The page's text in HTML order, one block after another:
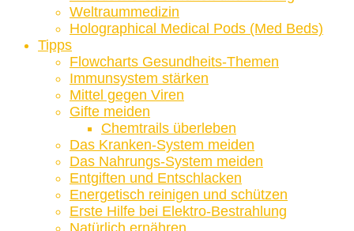
Weltraummedizin
Holographical Medical Pods (Med Beds)
Tipps
Flowcharts Gesundheits-Themen
Immunsystem stärken
Mittel gegen Viren
Gifte meiden
Chemtrails überleben
Das Kranken-System meiden
Das Nahrungs-System meiden
Entgiften und Entschlacken
Energetisch reinigen und schützen
Erste Hilfe bei Elektro-Bestrahlung
Natürlich ernähren